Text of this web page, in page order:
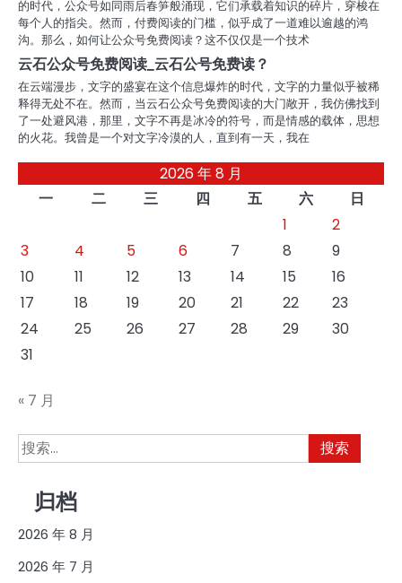
的时代，公众号如同雨后春笋般涌现，它们承载着知识的碎片，穿梭在
每个人的指尖。然而，付费阅读的门槛，似乎成了一道难以逾越的鸿
沟。那么，如何让公众号免费阅读？这不仅仅是一个技术
云石公众号免费阅读_云石公号免费读？
在云端漫步，文字的盛宴在这个信息爆炸的时代，文字的力量似乎被稀
释得无处不在。然而，当云石公众号免费阅读的大门敞开，我仿佛找到
了一处避风港，那里，文字不再是冰冷的符号，而是情感的载体，思想
的火花。我曾是一个对文字冷漠的人，直到有一天，我在
2026 年 8 月
一
二 三 四 五 六
日
1
2
3
4 5 6 7 8
9
10
11 12 13 14 15
16
17
18 19 20 21 22
23
24
25 26 27 28 29
30
31
« 7 月
搜
索：
归档
2026 年 8 月
2026 年 7 月